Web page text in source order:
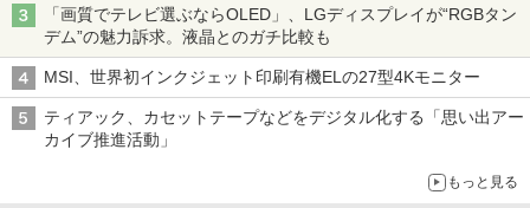
「画質でテレビ選ぶならOLED」、LGディスプレイが“RGBタン
デム”の魅力訴求。液晶とのガチ比較も
MSI、世界初インクジェット印刷有機ELの27型4Kモニター
ティアック、カセットテープなどをデジタル化する「思い出アー
カイブ推進活動」
もっと見る